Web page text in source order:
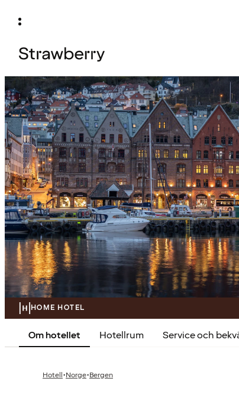
HOME HOTEL
Om hotellet Hotellrum Service och
Hotell·Norge·Bergen